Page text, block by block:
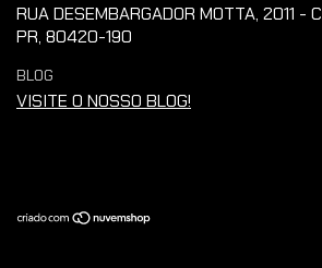
RUA DESEMBARGADOR MOTTA, 2011 -
PR, 80420-190
BLOG
VISITE O NOSSO BLOG!